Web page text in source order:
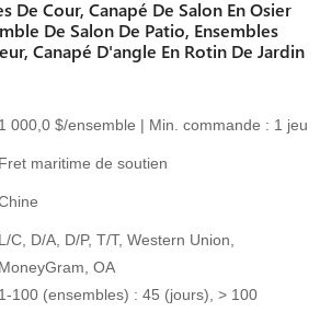
De Cour, Canapé De Salon En Osier
De Salon De Patio, Ensembles
Canapé D'angle En Rotin De Jardin
1 000,0 $/ensemble | Min. commande : 1 jeu
Fret maritime de soutien
L/C, D/A, D/P, T/T, Western Union,
MoneyGram, OA
1-100 (ensembles) : 45 (jours), > 100